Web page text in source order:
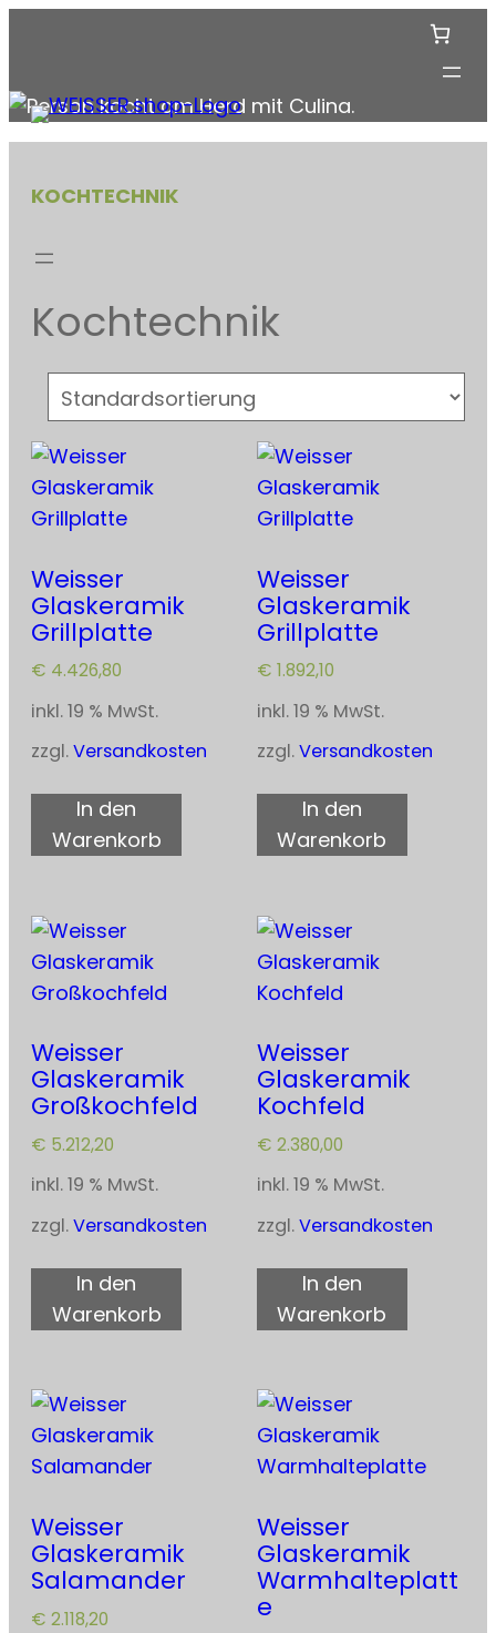
springen
KOCHTECHNIK
Kochtechnik
Weisser
Glaskeramik
Grillplatte
€ 4.426,80
inkl. 19 % MwSt.
zzgl.Versandkosten
In den
Warenkorb
Weisser
Glaskeramik
Grillplatte
€ 1.892,10
inkl. 19 % MwSt.
zzgl.Versandkosten
In den
Warenkorb
Weisser
Glaskeramik
Großkochfeld
€ 5.212,20
inkl. 19 % MwSt.
zzgl.Versandkosten
In den
Warenkorb
Weisser
Glaskeramik
Kochfeld
€ 2.380,00
inkl. 19 % MwSt.
zzgl.Versandkosten
In den
Warenkorb
Weisser
Glaskeramik
Salamander
€ 2.118,20
Weisser
Glaskeramik
Warmhalteplatt
e